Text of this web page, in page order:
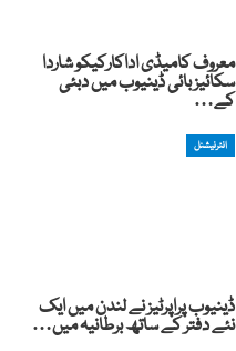
معروف کامیڈی اداکارکیکو شاردا
سکائیز بائی ڈینیوب میں دبئی
کے…
انٹرنیشنل
ڈینیوب پراپرٹیز نے لندن میں ایک
نئے دفتر کے ساتھ برطانیہ میں…